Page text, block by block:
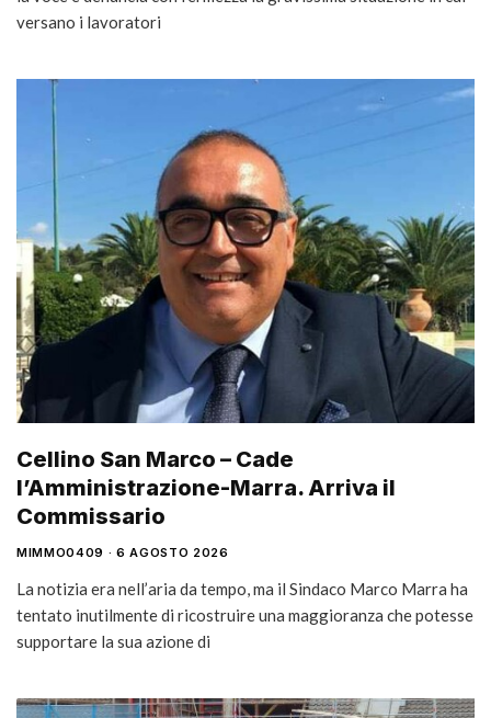
versano i lavoratori
Cellino San Marco – Cade
l’Amministrazione-Marra. Arriva il
Commissario
MIMMO0409 6 AGOSTO 2026
La notizia era nell’aria da tempo, ma il Sindaco Marco Marra ha
tentato inutilmente di ricostruire una maggioranza che potesse
supportare la sua azione di